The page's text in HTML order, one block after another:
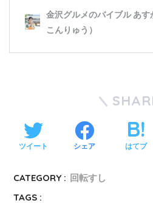
ツイート シェア はてブ
CATEGORY : 回転すし
TAGS :